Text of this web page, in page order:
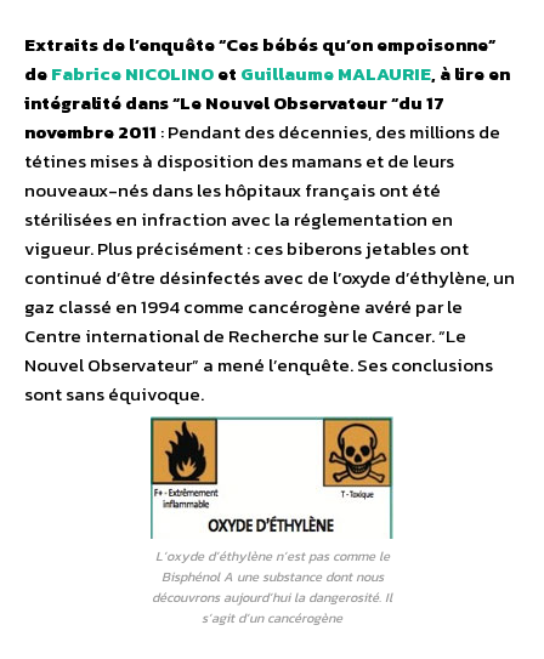
Extraits de l’enquête “Ces bébés qu’on empoisonne”
deFabrice NICOLINOet Guillaume MALAURIE, à lire en
intégralité dans “Le Nouvel Observateur “du 17
novembre 2011 : Pendant des décennies, des millions de
tétines mises à disposition des mamans et de leurs
nouveaux-nés dans les hôpitaux français ont été
stérilisées en infraction avec la réglementation en
vigueur. Plus précisément : ces biberons jetables ont
continué d’être désinfectés avec de l’oxyde d’éthylène, un
gaz classé en 1994 comme cancérogène avéré par le
Centre international de Recherche sur le Cancer. “Le
Nouvel Observateur” a mené l’enquête. Ses conclusions
sont sans équivoque.
L’oxyde d’éthylène n’est pas comme le
Bisphénol A une substance dont nous
découvrons aujourd’hui la dangerosité. Il
s’agit d’un cancérogène